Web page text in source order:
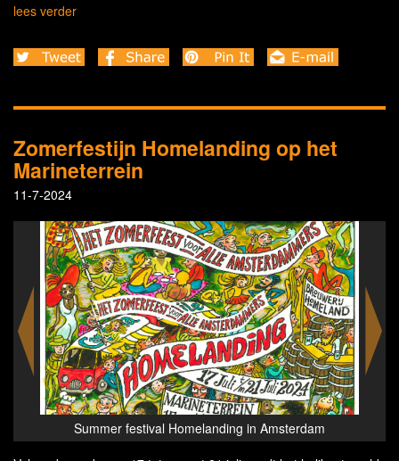
lees verder
Zomerfestijn Homelanding op het
Marineterrein
11-7-2024
Summer festival Homelanding in Amsterdam